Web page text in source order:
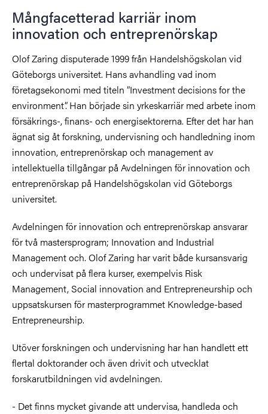
Mångfacetterad karriär inom
innovation och entreprenörskap
Olof Zaring disputerade 1999 från Handelshögskolan vid
Göteborgs universitet. Hans avhandling vad inom
företagsekonomi med titeln ”Investment decisions for the
environment”. Han började sin yrkeskarriär med arbete inom
försäkrings-, finans- och energisektorerna. Efter det har han
ägnat sig åt forskning, undervisning och handledning inom
innovation, entreprenörskap och management av
intellektuella tillgångar på Avdelningen för innovation och
entreprenörskap på Handelshögskolan vid Göteborgs
universitet.
Avdelningen för innovation och entreprenörskap ansvarar
för två mastersprogram; Innovation and Industrial
Management och. Olof Zaring har varit både kursansvarig
och undervisat på flera kurser, exempelvis Risk
Management, Social innovation and Entrepreneurship och
uppsatskursen för masterprogrammet Knowledge-based
Entrepreneurship.
Utöver forskningen och undervisning har han handlett ett
flertal doktorander och även drivit och utvecklat
forskarutbildningen vid avdelningen.
- Det finns mycket givande att undervisa, handleda och